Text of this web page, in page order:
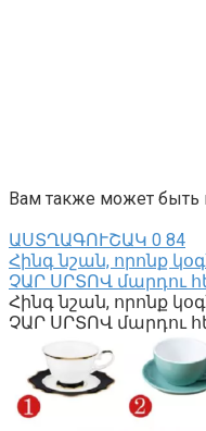
Вам также может быть
ԱՍՏՂԱԳՈՒՇԱԿ 0 84
Հինգ նշան, որոնք
ՉԱՐ ՍՐՏՈՎ մարդու
Հինգ նշան, որոնք
ՉԱՐ ՍՐՏՈՎ մարդու